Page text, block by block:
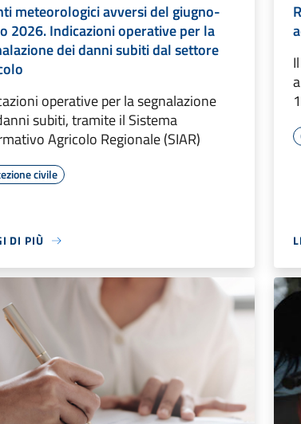
meteorologici avversi del giugno-
2026. Indicazioni operative per la
dei danni subiti dal settore
operative per la segnalazione
subiti, tramite il Sistema
Agricolo Regionale (SIAR)
civile
DI PIÙ